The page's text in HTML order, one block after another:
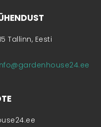
Tallinn, Eesti